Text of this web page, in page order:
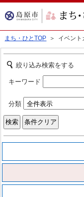
まち・ひとTOP ＞ イベント
絞り込み検索をする
キーワード
分類